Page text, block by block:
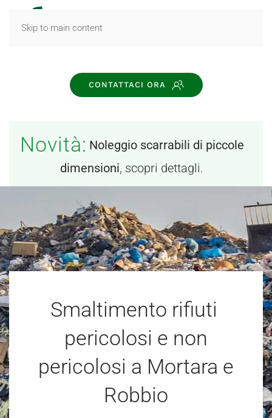
Skip to main content
CONTATTACI ORA
Novità: Noleggio scarrabili di piccole
dimensioni, scopri dettagli.
Smaltimento rifiuti
pericolosi e non
pericolosi a Mortara e
Robbio